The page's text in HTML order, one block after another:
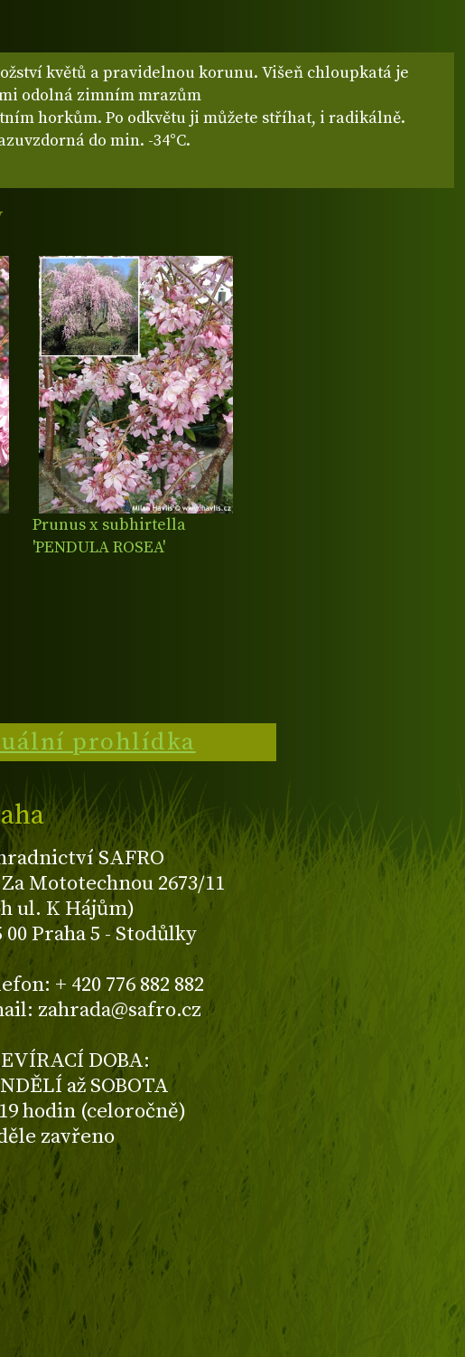
květů a pravidelnou korunu. Višeň chloupkatá je
odolná zimním mrazům
horkům. Po odkvětu ji můžete stříhat, i radikálně.
do min. -34°C.
Prunus x subhirtella
'PENDULA ROSEA'
prohlídka
SAFRO
Mototechnou 2673/11
ul. K Hájům)
00 Praha 5 - Stodůlky
+ 420 776 882 882
zahrada@safro.cz
DOBA:
až SOBOTA
hodin (celoročně)
zavřeno